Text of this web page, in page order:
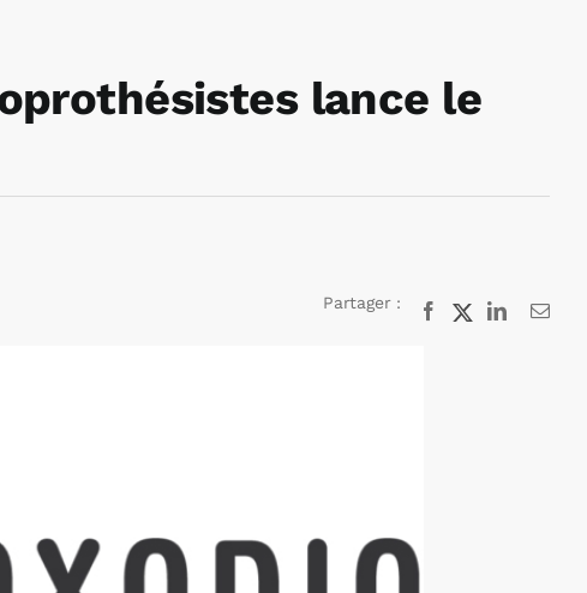
lance le
Partager : Facebook
X LinkedInEmail